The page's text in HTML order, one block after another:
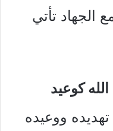
الجهاد تأتي
الله كوعيد
تهديده ووعيده